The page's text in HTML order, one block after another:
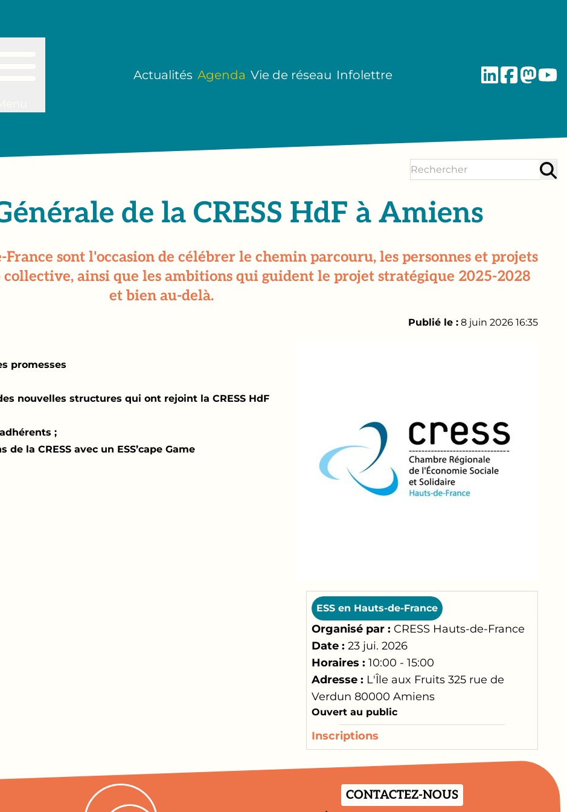
Actualités Agenda Vie de réseau Infolettre
de la CRESS HdF à Amiens
France sont l'occasion de célébrer le chemin parcouru, les personnes et projets
ainsi que les ambitions qui guident le projet stratégique 2025-2028
et bien au-delà.
Publié le : 8 juin 2026 16:35
promesses
nouvelles structures qui ont rejoint la CRESS HdF
;
la CRESS avec un ESS’cape Game
ESS en Hauts-de-France
Organisé par : CRESS Hauts-de-France
Date : 23 jui. 2026
Horaires : 10:00 - 15:00
Adresse : L'Île aux Fruits 325 rue de
Verdun 80000 Amiens
Ouvert au public
Inscriptions
CONTACTEZ-NOUS